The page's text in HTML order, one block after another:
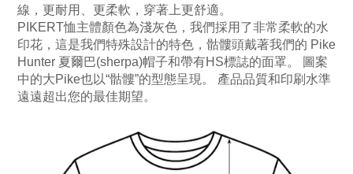
線，更耐用、更柔軟，穿著上更舒適。
PIKERT恤主體顏色為淺灰色，我們採用了非常柔軟的水
印花，這是我們特殊設計的特色，骷髏頭戴著我們的 Pike
Hunter 夏爾巴(sherpa)帽子和帶有HS標誌的面罩。 圖案
中的大Pike也以“骷髏”的型態呈現。 產品品質和印刷水準
遠遠超出您的最佳期望。